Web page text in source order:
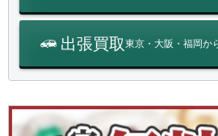
出張買取東京・大阪・福岡か